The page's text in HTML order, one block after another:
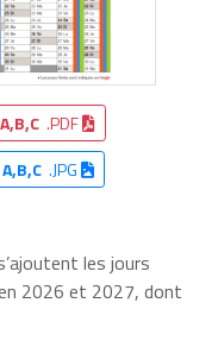
.PDF
.JPG
les jours
2026 et 2027, dont